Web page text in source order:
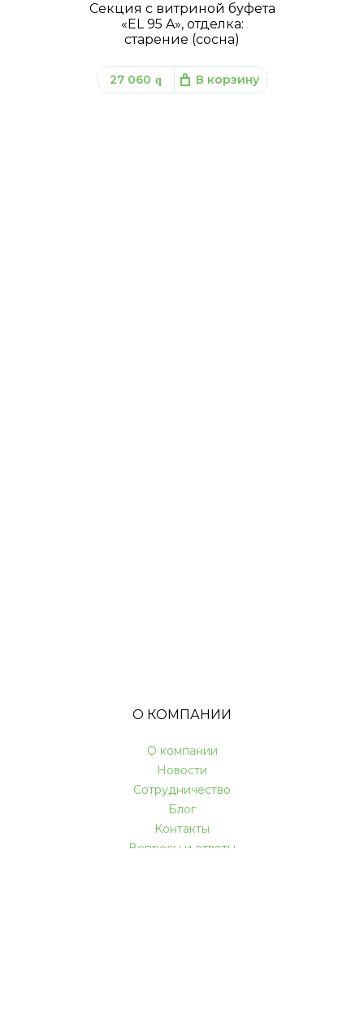
Секция с витриной буфета
«EL 95 A», отделка:
старение (сосна)
27 060 q В корзину
О КОМПАНИИ
О компании
Новости
Сотрудничество
Блог
Контакты
Вопросы и ответы